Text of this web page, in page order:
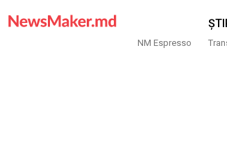
NM Espresso